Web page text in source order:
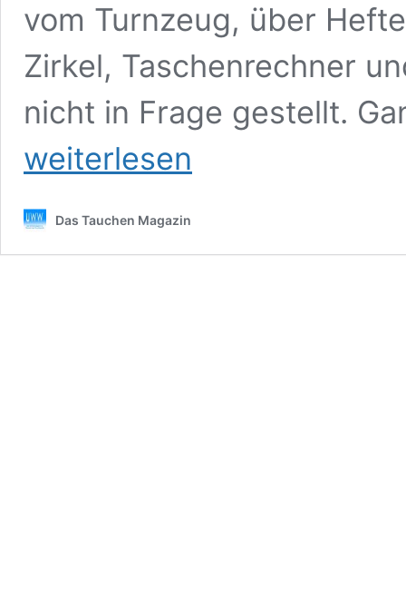
vom Turnzeug, über
Zirkel, Taschenrechner
nicht in Frage gestellt.
weiterlesen
Das Tauchen Magazin